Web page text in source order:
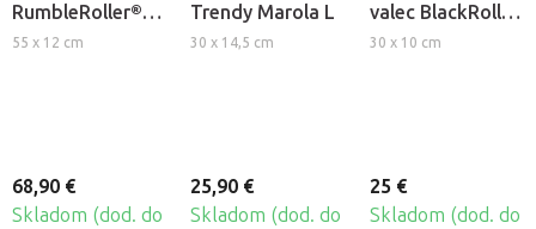
RumbleRoller®
Gator
55 x 12 cm
68,90 €
Skladom (dod. do
Trendy Marola L
30 x 14,5 cm
25,90 €
Skladom (dod. do
valec BlackRoll®
Slim
30 x 10 cm
25 €
Skladom (dod. do